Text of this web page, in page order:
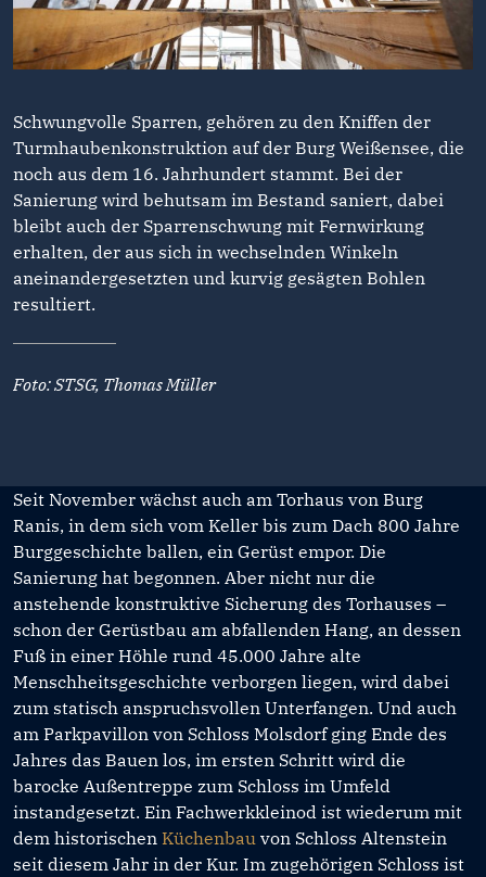
Schwungvolle Sparren, gehören zu den Kniffen der
Turmhaubenkonstruktion auf der Burg Weißensee, die
noch aus dem 16. Jahrhundert stammt. Bei der
Sanierung wird behutsam im Bestand saniert, dabei
bleibt auch der Sparrenschwung mit Fernwirkung
erhalten, der aus sich in wechselnden Winkeln
aneinandergesetzten und kurvig gesägten Bohlen
resultiert.
Foto: STSG, Thomas Müller
Seit November wächst auch am Torhaus von Burg
Ranis, in dem sich vom Keller bis zum Dach 800 Jahre
Burggeschichte ballen, ein Gerüst empor. Die
Sanierung hat begonnen. Aber nicht nur die
anstehende konstruktive Sicherung des Torhauses –
schon der Gerüstbau am abfallenden Hang, an dessen
Fuß in einer Höhle rund 45.000 Jahre alte
Menschheitsgeschichte verborgen liegen, wird dabei
zum statisch anspruchsvollen Unterfangen. Und auch
am Parkpavillon von Schloss Molsdorf ging Ende des
Jahres das Bauen los, im ersten Schritt wird die
barocke Außentreppe zum Schloss im Umfeld
instandgesetzt. Ein Fachwerkkleinod ist wiederum mit
dem historischen Küchenbau von Schloss Altenstein
seit diesem Jahr in der Kur. Im zugehörigen Schloss ist